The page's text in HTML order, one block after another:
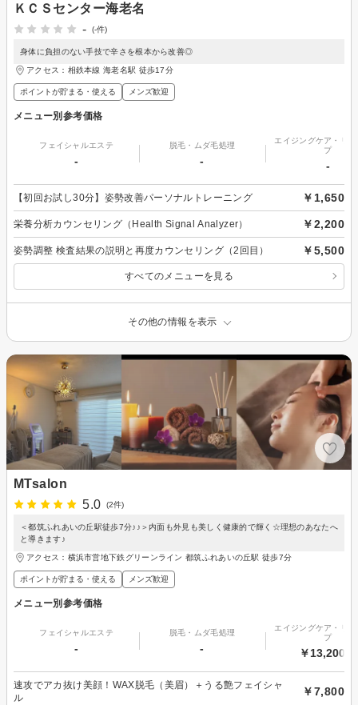
ＫＣＳセンター海老名
-
(-件)
身体に負担のない手技で辛さを根本から改善◎
アクセス：相鉄本線 海老名駅 徒歩17分
ポイントが貯まる・使える メンズ歓迎
メニュー別参考価格
フェイシャルエステ
-
脱毛・ムダ毛処理
-
エイジングケア・リ
プ
-
【初回お試し30分】姿勢改善パーソナルトレーニング ￥1,650
栄養分析カウンセリング（Health Signal Analyzer） ￥2,200
姿勢調整 検査結果の説明と再度カウンセリング（2回目） ￥5,500
すべてのメニューを見る
その他の情報を表示
MTsalon
5.0
(2件)
＜都筑ふれあいの丘駅徒歩7分♪♪＞内面も外見も美しく健康的で輝く☆理想のあなたへ
と導きます♪
アクセス：横浜市営地下鉄グリーンライン 都筑ふれあいの丘駅 徒歩7分
ポイントが貯まる・使える メンズ歓迎
メニュー別参考価格
フェイシャルエステ
-
脱毛・ムダ毛処理
-
エイジングケア・リ
プ
￥13,200～
速攻でアカ抜け美顔！WAX脱毛（美眉）＋うる艶フェイシャ
ル
￥7,800